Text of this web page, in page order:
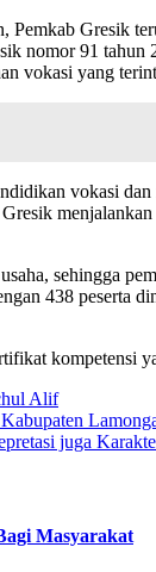
Gresik
nomor 91
vokasi yang
vokasi
sehingga
438 peserta
kompetensi
Alif
juga
Masyarakat